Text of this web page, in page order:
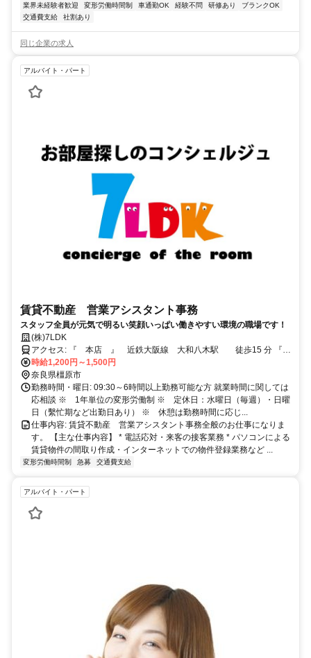
業界未経験者歓迎 変形労働時間制 車通勤OK 経験不問 研修あり
ブランクOK
交通費支給
社割あり
同じ企業の求人
アルバイト・パート
賃貸不動産 営業アシスタント事務
スタッフ全員が元気で明るい笑顔いっぱい働きやすい環境の職場です！
(株)7LDK
アクセス: 『 本店 』 近鉄大阪線 大和八木駅 徒歩15 分 『
神宮前店 』 近鉄大阪線 橿原神宮前駅 徒歩3分
時給1,200円～1,500円
奈良県橿原市
勤務時間・曜日: 09:30～6時間以上勤務可能な方 就業時間に関しては
応相談 ※ 1年単位の変形労働制 ※ 定休日：水曜日（毎週）・日曜
日（繫忙期など出勤日あり） ※ 休憩は勤務時間に応じ...
仕事内容: 賃貸不動産 営業アシスタント事務全般のお仕事になりま
す。 【主な仕事内容】 * 電話応対・来客の接客業務 * パソコンによる
賃貸物件の間取り作成・インターネットでの物件登録業務など ...
変形労働時間制 急募 交通費支給
アルバイト・パート